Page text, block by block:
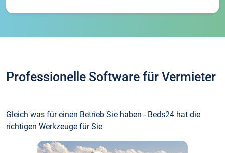
Professionelle Software für Vermieter
Gleich was für einen Betrieb Sie haben - Beds24 hat die
richtigen Werkzeuge für Sie